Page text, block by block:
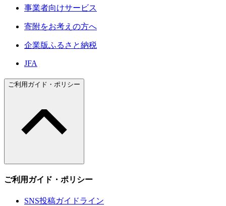
事業者向けサービス
寄附をお考えの方へ
企業版ふるさと納税
JFA
ご利用ガイド・ポリシー
ご利用ガイド・ポリシー
SNS投稿ガイドライン